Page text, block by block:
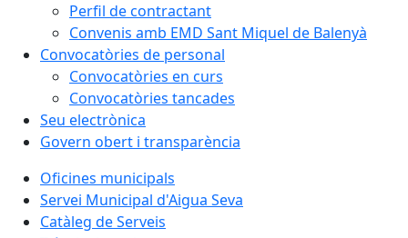
Perfil de contractant
Convenis amb EMD Sant Miquel de Balenyà
Convocatòries de personal
Convocatòries en curs
Convocatòries tancades
Seu electrònica
Govern obert i transparència
Oficines municipals
Servei Municipal d'Aigua Seva
Catàleg de Serveis